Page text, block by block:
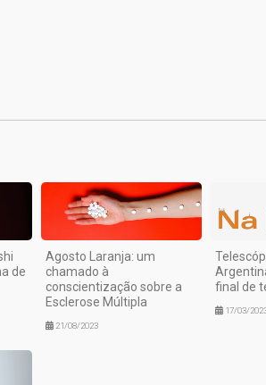
de
Agosto Laranja: um
chamado à
conscientização sobre a
Esclerose Múltipla
21/08/2023
final de
17/03/